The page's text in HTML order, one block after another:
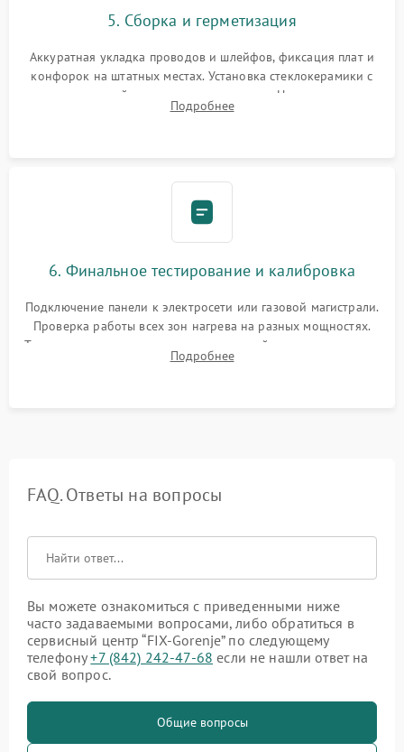
5. Сборка и герметизация
Аккуратная укладка проводов и шлейфов, фиксация плат и
конфорок на штатных местах. Установка стеклокерамики с
проверкой равномерности зазоров. Нанесение
термостойкого герметика или укладка уплотнительной
Подробнее
6. Финальное тестирование и калибровка
Подключение панели к электросети или газовой магистрали.
Проверка работы всех зон нагрева на разных мощностях.
Тестирование сенсорного управления, таймера, индикаторов
остаточного тепла и систем защиты от перегрева.
Подробнее
FAQ. Ответы на вопросы
Вы можете ознакомиться с приведенными ниже
часто задаваемыми вопросами, либо обратиться в
сервисный центр “FIX-Gorenje” по следующему
телефону+7 (842) 242-47-68 если не нашли ответ на
свой вопрос.
Общие вопросы